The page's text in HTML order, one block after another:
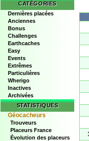
CATÉGORIES
Dernières placées
Anciennes
Bonus
Challenges
Earthcaches
Easy
Events
Extrêmes
Particulières
Wherigo
Inactives
Archivées
STATISTIQUES
Géocacheurs
Trouveurs
Placeurs France
Évolution des placeurs